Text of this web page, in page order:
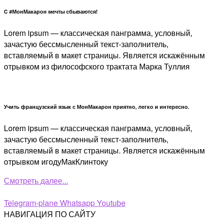
C #МонМакарон мечты сбываются!
Lorem ipsum — классическая панграмма, условный,
зачастую бессмысленный текст-заполнитель,
вставляемый в макет страницы. Является искажённым
отрывком из философского трактата Марка Туллия
Учить французский язык с МонМакарон приятно, легко и интересно.
Lorem ipsum — классическая панграмма, условный,
зачастую бессмысленный текст-заполнитель,
вставляемый в макет страницы. Является искажённым
отрывком игодуМакКлинтоку
Смотреть далее...
Telegram-planeWhatsappYoutube
НАВИГАЦИЯ ПО САЙТУ